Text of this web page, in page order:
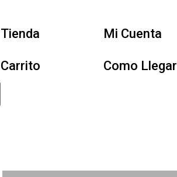
Tienda Mi Cuenta
Carrito Como Llegar